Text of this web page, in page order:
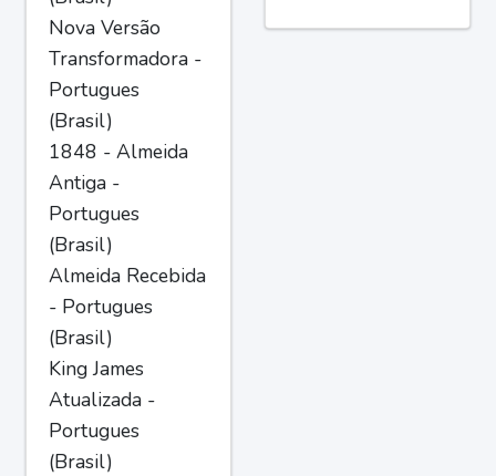
Nova Versão
Transformadora -
Portugues
(Brasil)
1848 - Almeida
Antiga -
Portugues
(Brasil)
Almeida Recebida
- Portugues
(Brasil)
King James
Atualizada -
Portugues
(Brasil)